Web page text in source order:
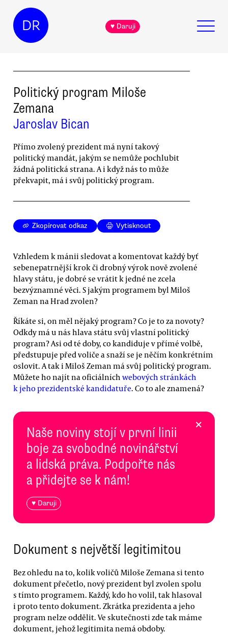
DR ♥ Daruji
Politický program Miloše
Zemana
Jaroslav Bican
Přímo zvolený prezident má nyní takový
politický mandát, jakým se nemůže pochlubit
žádná politická strana. A i když nás to může
překvapit, má i svůj politický program.
Zkopírovat odkaz Vytisknout
Vzhledem k mánii sledovat a komentovat každý byť
sebenepatrnější krok či drobný výrok nově zvolené
hlavy státu, je dobré se vrátit k jedné ne zcela
bezvýznamné věci. S jakým programem byl Miloš
Zeman na Hrad zvolen?
Říkáte si, on měl nějaký program? Co je to za novoty?
Odkdy má u nás hlava státu svůj vlastní politický
program? Asi od té doby, co kandiduje v přímé volbě,
předstupuje před voliče a snaží se je něčím konkrétním
oslovit. A tak i Miloš Zeman má svůj politický program.
Můžete ho najít na oficiálních webových stránkách
k jeho prezidentské kandidatuře. Co to ale znamená?
Naše noviny stojí v první linii
boje za svobodné novinářství
a lidská práva. Podpořte nás
a přidejte se k nám!
♥ Daruji
×
Dokument s největší legitimitou
Bez ohledu na to, kolik voličů Miloše Zemana si tento
dokument přečetlo, nový prezident byl zvolen spolu
s tímto programem. Každý, kdo ho volil, tak hlasoval
i proto tento dokument. Zkrátka prezidenta a jeho
program nelze oddělit. Ve skutečnosti zde tak máme
dokument, jehož legitimita nemá obdoby.